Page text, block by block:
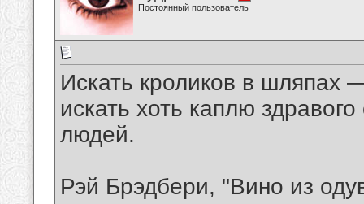
Постоянный пользователь
Искать кроликов в шляпах
искать хоть каплю
людей.
Рэй Брэдбери, "Вино из